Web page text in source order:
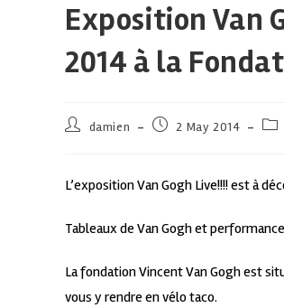
Exposition Van
2014 à la
damien 2 May 2014
L’exposition Van Gogh Live!!!! est à
Tableaux de Van Gogh et
La fondation Vincent Van Gogh est
vous y rendre en vélo taco.